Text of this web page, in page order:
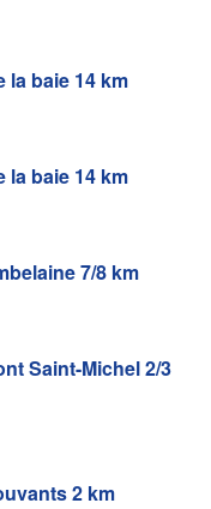
la baie 14 km
la baie 14 km
7/8 km
Saint-Michel 2/3
2 km